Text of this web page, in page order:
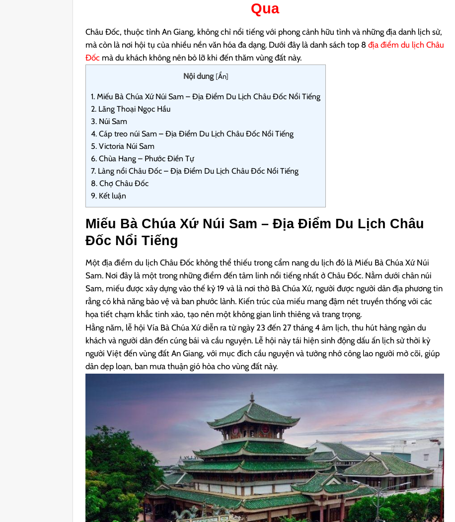
Qua
Châu Đốc, thuộc tỉnh An Giang, không chỉ nổi tiếng với phong cảnh hữu tình và những địa danh lịch sử,
mà còn là nơi hội tụ của nhiều nền văn hóa đa dạng. Dưới đây là danh sách top 8địa điểm du lịch Châu
Đốc mà du khách không nên bỏ lỡ khi đến thăm vùng đất này.
Nội dung [Ẩn]
1. Miếu Bà Chúa Xứ Núi Sam – Địa Điểm Du Lịch Châu Đốc Nổi Tiếng
2. Lăng Thoại Ngọc Hầu
3. Núi Sam
4. Cáp treo núi Sam – Địa Điểm Du Lịch Châu Đốc Nổi Tiếng
5. Victoria Núi Sam
6. Chùa Hang – Phước Điền Tự
7. Làng nổi Châu Đốc – Địa Điểm Du Lịch Châu Đốc Nổi Tiếng
8. Chợ Châu Đốc
9. Kết luận
Miếu Bà Chúa Xứ Núi Sam – Địa Điểm Du Lịch Châu
Đốc Nổi Tiếng
Một địa điểm du lịch Châu Đốc không thể thiếu trong cẩm nang du lịch đó là Miếu Bà Chúa Xứ Núi
Sam. Nơi đây là một trong những điểm đến tâm linh nổi tiếng nhất ở Châu Đốc. Nằm dưới chân núi
Sam, miếu được xây dựng vào thế kỷ 19 và là nơi thờ Bà Chúa Xứ, người được người dân địa phương tin
rằng có khả năng bảo vệ và ban phước lành. Kiến trúc của miếu mang đậm nét truyền thống với các
họa tiết chạm khắc tinh xảo, tạo nên một không gian linh thiêng và trang trọng.
Hằng năm, lễ hội Vía Bà Chúa Xứ diễn ra từ ngày 23 đến 27 tháng 4 âm lịch, thu hút hàng ngàn du
khách và người dân đến cúng bái và cầu nguyện. Lễ hội này tái hiện sinh động dấu ấn lịch sử thời kỳ
người Việt đến vùng đất An Giang, với mục đích cầu nguyện và tưởng nhớ công lao người mở cõi, giúp
dân dẹp loạn, ban mưa thuận gió hòa cho vùng đất này.